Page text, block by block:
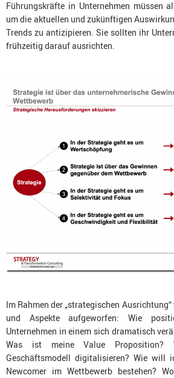
Führungskräfte in Unternehmen müssen
um die aktuellen und zukünftigen
Trends zu antizipieren. Sie sollten ihr
frühzeitig darauf ausrichten.
Im Rahmen der „strategischen
und Aspekte aufgeworfen: Wie
Unternehmen in einem sich dramatisch
Was ist meine Value
Geschäftsmodell digitalisieren? Wie will
Newcomer im Wettbewerb bestehen?